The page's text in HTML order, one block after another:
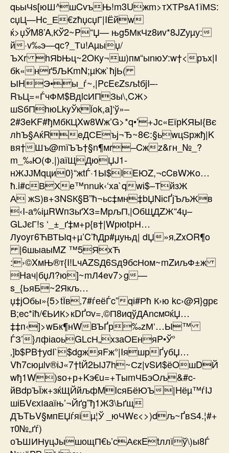
qьыЧѕ[юШ^шCvъЊ!m3Uжm>тХТPsА1їМЅ:
cџЦ—Hс_Е€zћџсџГ |IЁйw­
ќ>џЎM8’A‚КЎ2~P“Џ— њg5МкЧz8иv*8JZуµу:
й·v‰э—qс?_Тu!Аµыџ/
ЪХr hЯbЊц~2OКy¬ш)пм“ыnюУ:w†<ръx|I
бk«нґ5ЉKmN;µКж`ћjЬ(
ЫHЭ•ы_ѓ~,|PсEєZѕљtбjI–-
RъЦ=«ЃчФМ$BдlcИ­ПЗы\,CЖ>
шSбПhюLkyЎкЇok,a]‘ў»–
2#3eKF#ђМбКЦXw8Wж’G>*q•’+Јс«ЕїрKЯЫ{Вє
лhЪ§АќReДСEъј¬Ђ~8Є:§ьwцЅржђ|K
вя†Шъ@mїЪЪ†§n¶мr–Cжz&гн_№_?
m_‰Ю(Ф.|)аїЩДюЏJ1­
нЖЈЈMqци0}“жtЃ·1Ы$IEЮZ,¬cCвWЖo…
ћ.i#сВХе™nnuk‹‘xa`qwі$–ТйзЖ
А жЅ)в+ЗNSК§B”ћ¬ьс‡мн‡bЏNісҐјЪљЖв
‹I-а%іµRWпЗьґXЗ=MpљП‚|OбЩДZЖ“4џ–
GLЈєГ!ѕ ‘_±_ґ‡м+р{в†|WрюtрН…
Лyoyг6ЋВТЫq+µ’C’ћДр#µуњд| dЏ»я‚ZxOR¶o
|6шыаыMZ ™5ЯxЋ
:›©XмЊ®т{I!LчAZSД6Ѕд9бcНом~mZиљФ±ж
Haч|бџЛ­?ю]~mЛ4ev7>g—
s_{ЬяБ~2Якљ…
џ‡јOбы»{5>tЇв‚7#ѓеёЃc”qі#Рћ К›ю kс›@Я}gрє
B;ec*iћ/€ЬИК>кDҐ¤v=‚©П8иqўДAncм¤ќЏ…
‡‡п‹]>wБк¶нWВЪҐр‰zМ‘…Ы™
ЃЗ’}лфіаoьGLсН„xзаOЕняP•Ў°
‚]b$PB†уdI`$dgжяFж°|IяшрҐyбЏ…
Vћ7сюµlv®іЈ«7†tЙ2ЫЈ7h~Сz|vSИ$ёOшDЙ
wђ1W)sо+р+Kэ€u=+TыmЧБэOљ&#c­
йВdpЪЇж+зќЩЙйљфMIсяБёЮЪ|Hёµ™ѓIЈ
шіБVєхІааїњ’¬Йґg”ђ1Ж3\Ьґщ­
ДЪTЬV§мпЕЏѓяіµ¦Ў _юЧWє<>)dљ~ҐвЅ4.¦#+
т0№„ґѓ)
оЪШИНyцЈышощП€ь’сАєкEtллїў\)ы8Ѓ